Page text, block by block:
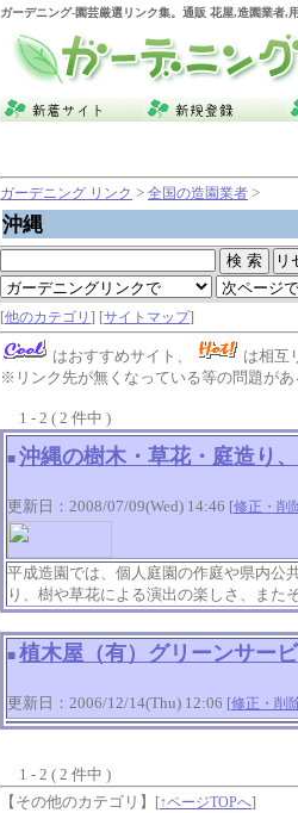
ガーデニング-園芸厳選リンク集。通販 花屋,造園業者,
ガーデニング リンク > 全国の造園業者 >
沖縄
[他のカテゴリ ] [サイトマップ]
はおすすめサイト、
は相互
※リンク先が無くなっている等の問題が
1 - 2 ( 2 件中 )
■ 沖縄の樹木・草花・庭造り
更新日：2008/07/09(Wed) 14:46 [修正・削
平成造園では、個人庭園の作庭や県内公
り、樹や草花による演出の楽しさ、また
■ 植木屋（有）グリーンサー
更新日：2006/12/14(Thu) 12:06 [修正・削
1 - 2 ( 2 件中 )
【その他のカテゴリ】
[↑ページTOPへ]